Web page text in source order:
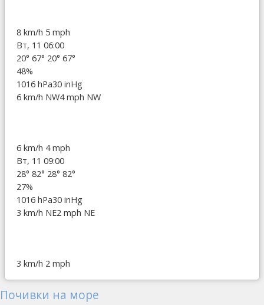
8 km/h 5 mph
Вт, 11 06:00
20° 67° 20° 67°
48%
1016 hPa30 inHg
6 km/h NW4 mph NW
6 km/h 4 mph
Вт, 11 09:00
28° 82° 28° 82°
27%
1016 hPa30 inHg
3 km/h NE2 mph NE
3 km/h 2 mph
Почивки на море